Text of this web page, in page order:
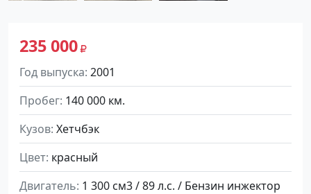
235 000
Год выпуска 2001
Пробег 140 000 км.
Кузов Хетчбэк
Цвет красный
Двигатель 1 300 см3 / 89 л.с. / Бензин инжектор